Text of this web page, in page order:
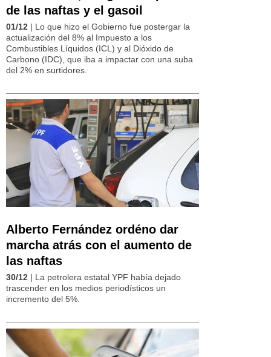
de las naftas y el gasoil
01/12 | Lo que hizo el Gobierno fue postergar la
actualización del 8% al Impuesto a los
Combustibles Líquidos (ICL) y al Dióxido de
Carbono (IDC), que iba a impactar con una suba
del 2% en surtidores.
Alberto Fernández ordéno dar
marcha atrás con el aumento de
las naftas
30/12 | La petrolera estatal YPF había dejado
trascender en los medios periodísticos un
incremento del 5%.